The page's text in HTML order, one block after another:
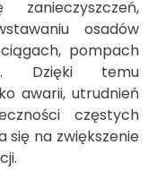
zanieczyszczeń,
osadów
pompach
Dzięki temu
awarii, utrudnień
częstych
się na zwiększenie